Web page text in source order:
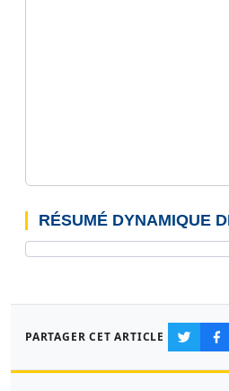
RÉSUMÉ DYNAMIQUE
PARTAGER CET ARTICLE